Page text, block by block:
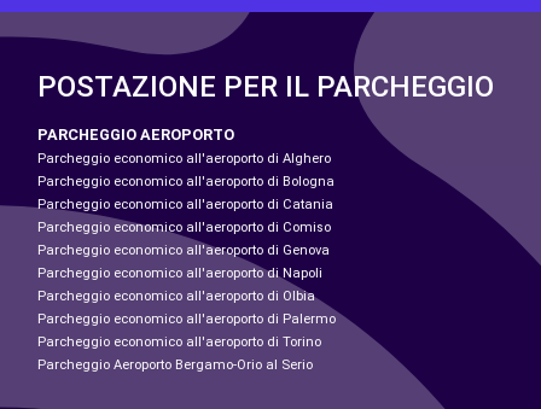
POSTAZIONE PER IL PARCHEGGIO
PARCHEGGIO AEROPORTO
Parcheggio economico all'aeroporto di Alghero
Parcheggio economico all'aeroporto di Bologna
Parcheggio economico all'aeroporto di Catania
Parcheggio economico all'aeroporto di Comiso
Parcheggio economico all'aeroporto di Genova
Parcheggio economico all'aeroporto di Napoli
Parcheggio economico all'aeroporto di Olbia
Parcheggio economico all'aeroporto di Palermo
Parcheggio economico all'aeroporto di Torino
Parcheggio Aeroporto Bergamo-Orio al Serio